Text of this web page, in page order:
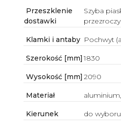
Przeszklenie
dostawki
Szyba
Klamki i antaby Pochwyt
Szerokość [mm] 1830
Wysokość [mm] 2090
Materiał
Kierunek do wyboru